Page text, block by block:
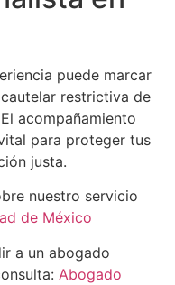
puede marcar
restrictiva de
acompañamiento
para proteger tus
justa.
nuestro servicio
de México
a un abogado
Abogado